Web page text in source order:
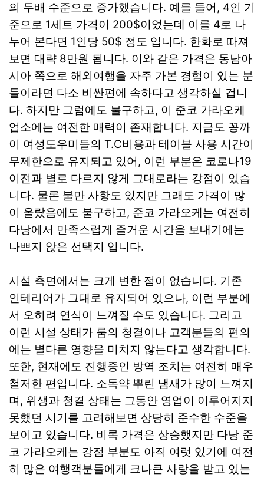
의 두배 수준으로 증가했습니다. 예를 들어, 4인 기
준으로 1세트 가격이 200$이었는데 이를 4로 나
누어 본다면 1인당 50$ 정도 입니다. 한화로 따져
보면 대략 8만원 됩니다. 이와 같은 가격은 동남아
시아 쪽으로 해외여행을 자주 가본 경험이 있는 분
들이라면 다소 비싼편에 속하다고 생각하실 겁니
다. 하지만 그럼에도 불구하고, 이 준코 가라오케
업소에는 여전한 매력이 존재합니다. 지금도 꽁까
이 여성도우미들의 T.C비용과 테이블 사용 시간이
무제한으로 유지되고 있어, 이런 부분은 코로나19
이전과 별로 다르지 않게 그대로라는 강점이 있습
니다. 물론 불만 사항도 있지만 그래도 가격이 많
이 올랐음에도 불구하고, 준코 가라오케는 여전히
다낭에서 만족스럽게 즐거운 시간을 보내기에는
나쁘지 않은 선택지 입니다.
시설 측면에서는 크게 변한 점이 없습니다. 기존
인테리어가 그대로 유지되어 있으나, 이런 부분에
서 오히려 연식이 느껴질 수도 있습니다. 그리고
이런 시설 상태가 룸의 청결이나 고객분들의 편의
에는 별다른 영향을 미치지 않는다고 생각합니다.
또한, 현재에도 진행중인 방역 조치는 여전히 매우
철저한 편입니다. 소독약 뿌린 냄새가 많이 느껴지
며, 위생과 청결 상태는 그동안 영업이 이루어지지
못했던 시기를 고려해보면 상당히 준수한 수준을
보이고 있습니다. 비록 가격은 상승했지만 다낭 준
코 가라오케는 강점 부분도 아직 여럿 있기에 여전
히 많은 여행객분들에게 크나큰 사랑을 받고 있는